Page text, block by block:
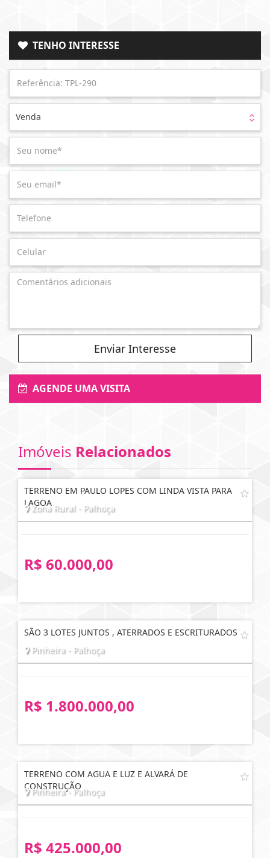
TENHO INTERESSE
Venda
Enviar Interesse
AGENDE UMA VISITA
Imóveis Relacionados
TERRENO EM PAULO LOPES COM LINDA VISTA PARA
LAGOA
Zona Rural - Palhoça
R$ 60.000,00
SÃO 3 LOTES JUNTOS , ATERRADOS E ESCRITURADOS
Pinheira - Palhoça
R$ 1.800.000,00
TERRENO COM AGUA E LUZ E ALVARÁ DE
CONSTRUÇÃO
Pinheira - Palhoça
R$ 425.000,00